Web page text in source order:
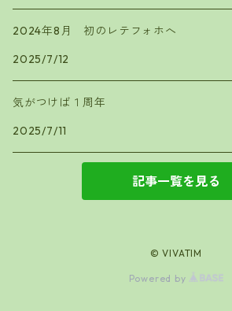
2024年8月 初のレテフォホへ
2025/7/12
気がつけば１周年
2025/7/11
記事一覧を見る
© VIVATIM
Powered by